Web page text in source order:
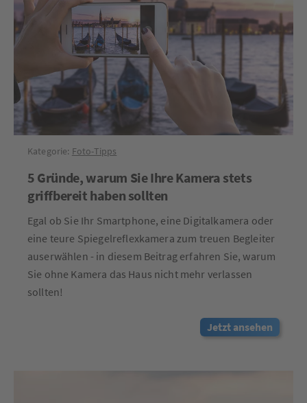
Kategorie: Foto-Tipps
5 Gründe, warum Sie Ihre Kamera stets
griffbereit haben sollten
Egal ob Sie Ihr Smartphone, eine Digitalkamera oder
eine teure Spiegelreflexkamera zum treuen Begleiter
auserwählen - in diesem Beitrag erfahren Sie, warum
Sie ohne Kamera das Haus nicht mehr verlassen
sollten!
Jetzt ansehen